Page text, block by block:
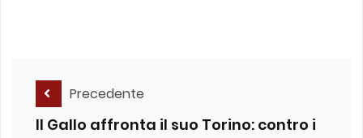
Precedente
Il Gallo affronta il suo Torino: contro i